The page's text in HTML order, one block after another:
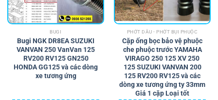
BUGI
Bugi NGK DR8EA SUZUKI
VANVAN 250 VanVan 125
RV200 RV125 GN250
HONDA GG125 và các dòng
xe tương ứng
PHỚT DẦU - PHỚT BỤI PHUỘC
Cặp ống bọc bảo vệ phuộc
che phuộc trước YAMAHA
VIRAGO 250 125 XV 250
125 SUZUKI VANVAN 200
125 RV200 RV125 và các
dòng xe tương ứng ty 33mm
Giá 1 cặp Loại tốt